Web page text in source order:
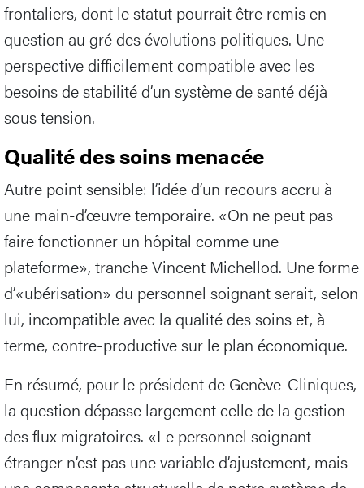
frontaliers, dont le statut pourrait être remis en
question au gré des évolutions politiques. Une
perspective difficilement compatible avec les
besoins de stabilité d’un système de santé déjà
sous tension.
Qualité des soins menacée
Autre point sensible: l’idée d’un recours accru à
une main-d’œuvre temporaire. «On ne peut pas
faire fonctionner un hôpital comme une
plateforme», tranche Vincent Michellod. Une forme
d’«ubérisation» du personnel soignant serait, selon
lui, incompatible avec la qualité des soins et, à
terme, contre-productive sur le plan économique.
En résumé, pour le président de Genève-Cliniques,
la question dépasse largement celle de la gestion
des flux migratoires. «Le personnel soignant
étranger n’est pas une variable d’ajustement, mais